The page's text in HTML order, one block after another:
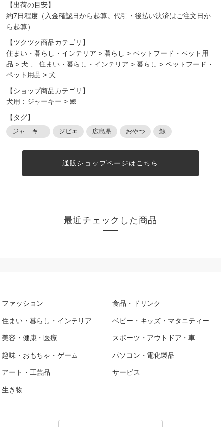
【出荷の目安】
約7日程度（入金確認日から起算。代引・後払い決済はご注文日か
ら起算）
【ツクツク商品カテゴリ】
住まい・暮らし・インテリア >暮らし >ペットフード・ペット用
品 >犬 、住まい・暮らし・インテリア >暮らし >ペットフード・
ペット用品 >犬
【ショップ商品カテゴリ】
犬用：ジャーキー >鯨
【タグ】
ジャーキー ジビエ 広島県 おやつ 鯨
通販ショップページはこちら
最近チェックした商品
ファッション 食品・ドリンク
住まい・暮らし・インテリア ベビー・キッズ・マタニティー
美容・健康・医療 スポーツ・アウトドア・車
趣味・おもちゃ・ゲーム パソコン・電化製品
アート・工芸品 サービス
生き物